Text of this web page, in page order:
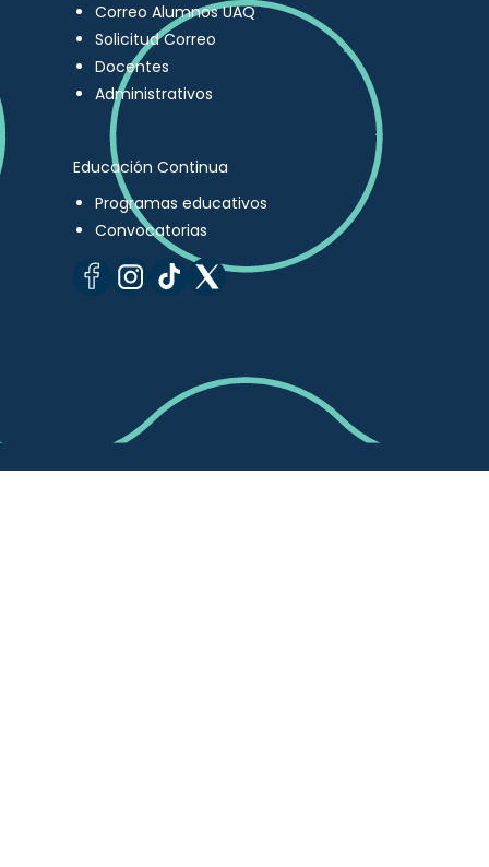
Correo Alumnos UAQ
Solicitud Correo
Docentes
Administrativos
Educación Continua
Programas educativos
Convocatorias